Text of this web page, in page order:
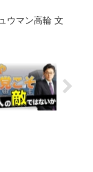
ウマン高輪 文